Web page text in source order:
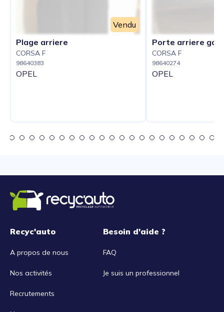
Vendu
Plage arriere
CORSA F
98640383
OPEL
Porte arriere
CORSA F
98640274
OPEL
Recyc'auto
A propos de nous
Nos activités
Recrutements
Besoin d'aide ?
FAQ
Je suis un professionnel